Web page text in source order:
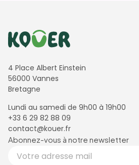
Informations de contact
4 Place Albert Einstein
56000 Vannes
Bretagne
Lundi au samedi de 9h00 à 19h00
+33 6 29 82 88 09
contact@kouer.fr
Newsletter et réseaux sociaux
Abonnez-vous à notre newsletter
Votre adresse email